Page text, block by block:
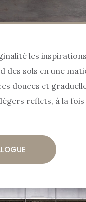
les
sols en une
douces et
reflets, à la